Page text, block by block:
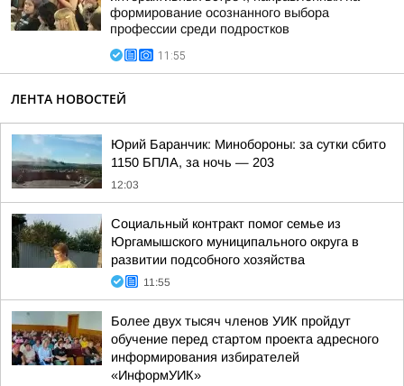
формирование осознанного выбора
профессии среди подростков
11:55
ЛЕНТА НОВОСТЕЙ
Юрий Баранчик: Минобороны: за сутки сбито
1150 БПЛА, за ночь — 203
12:03
Социальный контракт помог семье из
Юргамышского муниципального округа в
развитии подсобного хозяйства
11:55
Более двух тысяч членов УИК пройдут
обучение перед стартом проекта адресного
информирования избирателей
«ИнформУИК»